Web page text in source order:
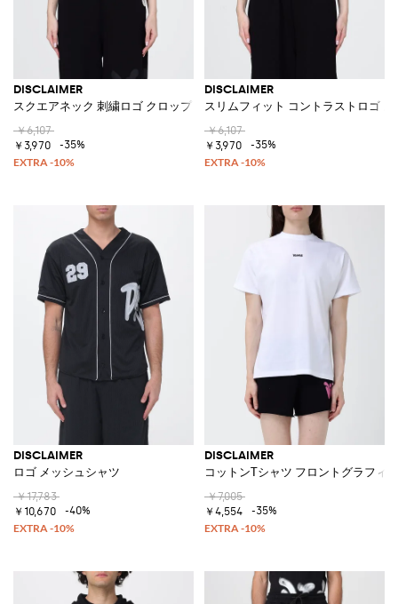
DISCLAIMER
スクエアネック 刺繍ロゴ クロップド ストレッチコットン トップ
￥6,107
￥3,970
-35%
DISCLAIMER
スリムフィット コントラストロゴ
￥6,107
￥3,970
-35%
DISCLAIMER
ロゴ メッシュシャツ
￥17,783
￥10,670
-40%
DISCLAIMER
コットンTシャツ フロントグラフィ
￥7,005
￥4,554
-35%